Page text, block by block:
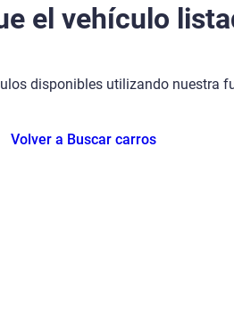
el vehículo
disponibles utilizando nuestra
Volver a Buscar carros